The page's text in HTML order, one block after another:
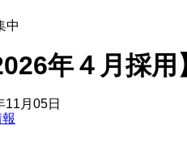
中
年４月採
11月05日